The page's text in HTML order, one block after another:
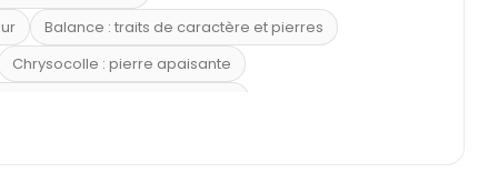
Balance : traits de caractère et pierres
Chrysocolle : pierre apaisante